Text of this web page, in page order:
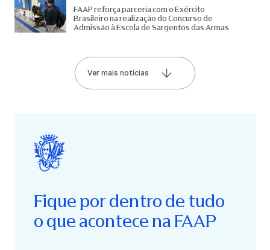
FAAP reforça parceria com o Exército
Brasileiro na realização do Concurso de
Admissão à Escola de Sargentos das Armas
Ver mais notícias
Fique por dentro de tudo
o que acontece na FAAP